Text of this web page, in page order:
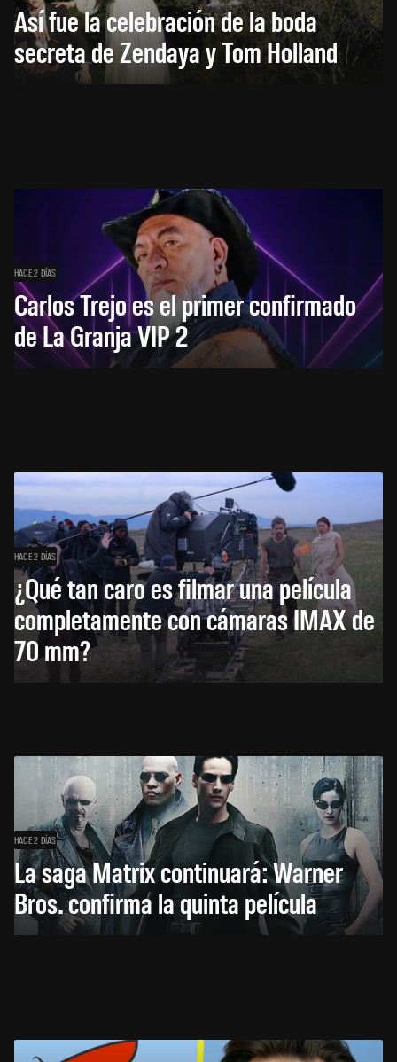
Así fue la celebración de la boda
secreta de Zendaya y Tom Holland
HACE 2 DÍAS
Carlos Trejo es el primer confirmado
de La Granja VIP 2
HACE 2 DÍAS
¿Qué tan caro es filmar una película
completamente con cámaras IMAX de
70 mm?
HACE 2 DÍAS
La saga Matrix continuará: Warner
Bros. confirma la quinta película